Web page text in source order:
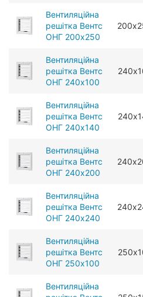
Вентиляційна
решітка Вентс
ОНГ 200х250
Вентиляційна
решітка Вентс
ОНГ 240х100
Вентиляційна
решітка Вентс
ОНГ 240х140
Вентиляційна
решітка Вентс
ОНГ 240х200
Вентиляційна
решітка Вентс
ОНГ 240х240
Вентиляційна
решітка Вентс
ОНГ 250х100
Вентиляційна